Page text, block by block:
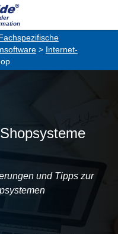
Fachspezifische
> Internet-
und Tipps zur